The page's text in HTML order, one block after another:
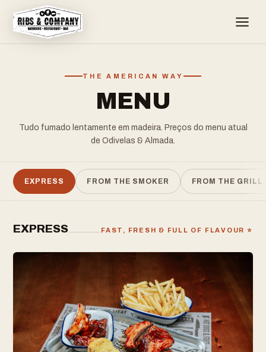
THE AMERICAN WAY
MENU
Tudo fumado lentamente em madeira. Preços do menu atual
de Odivelas & Almada.
EXPRESS FROM THE SMOKER FROM THE GRILL
EXPRESS FAST, FRESH & FULL OF FLAVOUR ⭐